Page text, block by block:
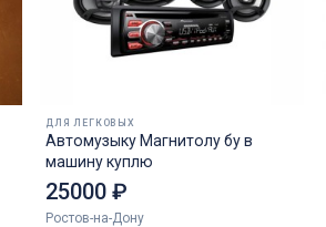
ДЛЯ ЛЕГКОВЫХ
Автомузыку Магнитолу бу в
машину куплю
25000 ₽
Ростов-на-Дону